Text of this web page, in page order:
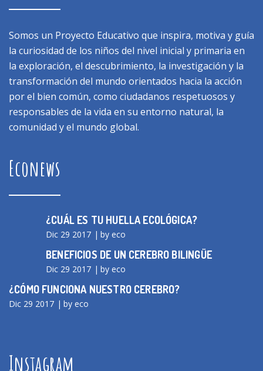
Somos un Proyecto Educativo que inspira, motiva y guía
la curiosidad de los niños del nivel inicial y primaria en
la exploración, el descubrimiento, la investigación y la
transformación del mundo orientados hacia la acción
por el bien común, como ciudadanos respetuosos y
responsables de la vida en su entorno natural, la
comunidad y el mundo global.
Econews
¿CUÁL ES TU HUELLA ECOLÓGICA?
Dic 29 2017 by eco
BENEFICIOS DE UN CEREBRO BILINGÜE
Dic 29 2017 by eco
¿CÓMO FUNCIONA NUESTRO CEREBRO?
Dic 29 2017 by eco
Instagram